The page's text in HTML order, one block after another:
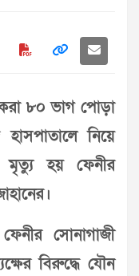
৮০ ভাগ পোড়া
নিয়ে
হয় ফেনীর
সোনাগাজী
বিরুদ্ধে যৌন